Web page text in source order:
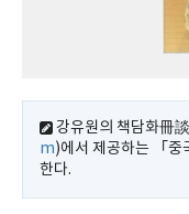
강유원의 책담화冊
m)에서 제공하는 「
한다.